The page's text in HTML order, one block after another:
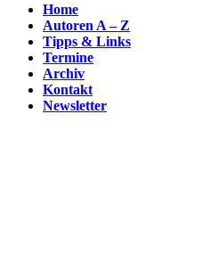
Home
Autoren A – Z
Tipps & Links
Termine
Archiv
Kontakt
Newsletter